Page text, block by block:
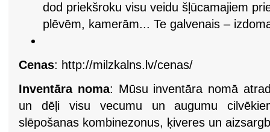
dod priekšroku visu veidu šļūcamajiem
plēvēm, kamerām... Te galvenais –
Cenas: http://milzkalns.lv/cenas/
Inventāra noma: Mūsu inventāra nomā
un dēļi visu vecumu un augumu
slēpošanas kombinezonus, ķiveres un